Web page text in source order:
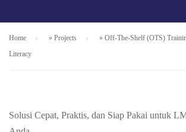
Home » Projects » Off-The-Shelf (OTS)
Literacy
Solusi Cepat, Praktis, dan Siap Pakai untuk